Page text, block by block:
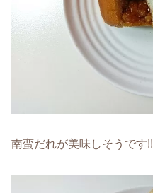
南蛮だれが美味しそうです!!